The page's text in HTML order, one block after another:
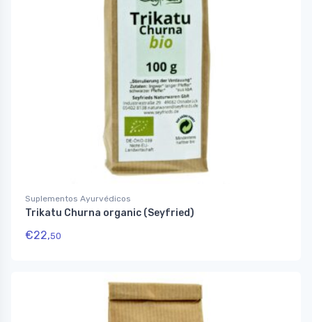
Suplementos Ayurvédicos
Trikatu Churna organic (Seyfried)
€22,50